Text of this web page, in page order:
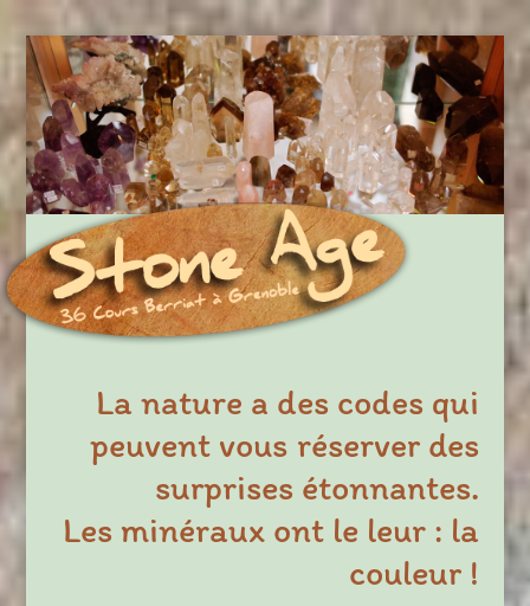
La nature a des codes qui
peuvent vous réserver des
surprises étonnantes.
Les minéraux ont le leur : la
couleur !